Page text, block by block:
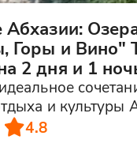
Горы и Вино"
2 дня и 1
и культуры
4.8